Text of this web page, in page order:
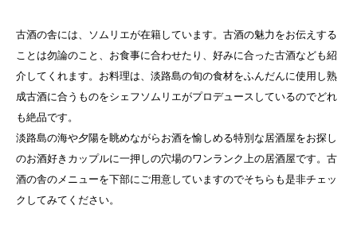
古酒の舎には、ソムリエが在籍しています。古酒の魅力をお伝えする
ことは勿論のこと、お食事に合わせたり、好みに合った古酒なども紹
介してくれます。お料理は、淡路島の旬の食材をふんだんに使用し熟
成古酒に合うものをシェフソムリエがプロデュースしているのでどれ
も絶品です。
淡路島の海や夕陽を眺めながらお酒を愉しめる特別な居酒屋をお探し
のお酒好きカップルに一押しの穴場のワンランク上の居酒屋です。古
酒の舎のメニューを下部にご用意していますのでそちらも是非チェッ
クしてみてください。